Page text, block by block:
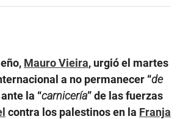
Mauro Vieira, urgió el martes
a no permanecer “de
ante la “carnicería” de las fuerzas
contra los palestinos en la Franja